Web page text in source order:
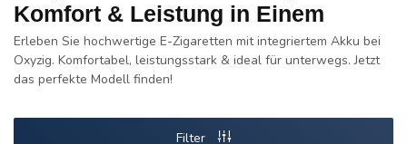
Komfort & Leistung in Einem
Erleben Sie hochwertige E-Zigaretten mit integriertem Akku bei
Oxyzig. Komfortabel, leistungsstark & ideal für unterwegs. Jetzt
das perfekte Modell finden!
Filter